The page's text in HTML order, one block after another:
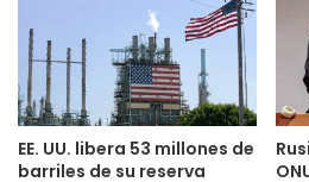
EE. UU. libera 53 millones de
barriles de su reserva